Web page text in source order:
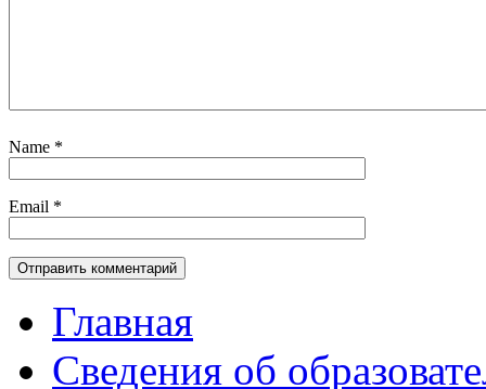
Name *
Email *
Главная
Сведения об